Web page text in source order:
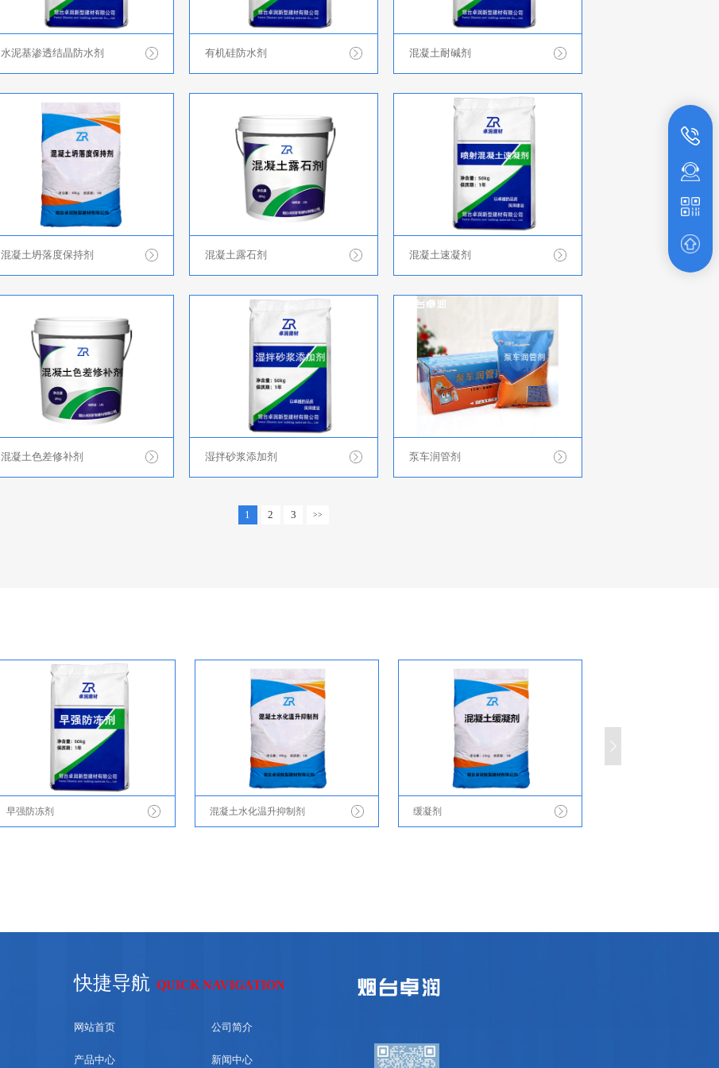
水泥基渗透结晶防水剂 有机硅防水剂 混凝土耐碱剂
混凝土坍落度保持剂 混凝土露石剂 混凝土速凝剂
混凝土色差修补剂 湿拌砂浆添加剂 泵车润管剂
1 2 3
早强防冻剂 混凝土水化温升抑制剂 缓凝剂
快捷导航 QUICK NAVIGATION
网站首页 公司简介
产品中心 新闻中心